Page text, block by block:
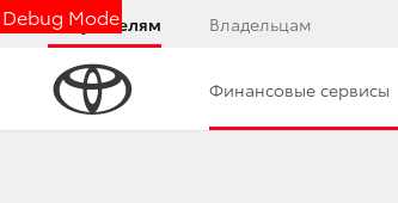
Debug Mode
Покупателям Владельцам
Финансовые сервисы